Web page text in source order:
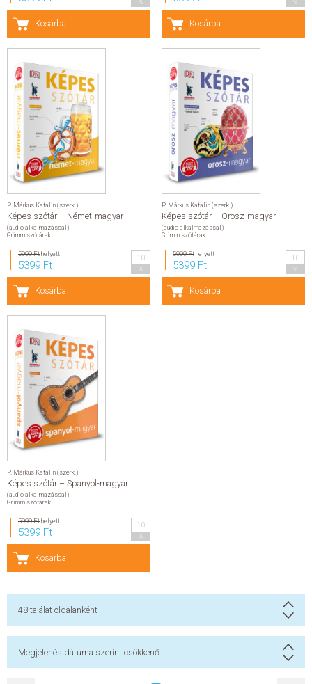
Kosárba Kosárba
P. Márkus Katalin (szerk.)
Képes szótár – Német-magyar
(audio alkalmazással)
Grimm szótárak
5999 Fthelyett
5399 Ft
10
Kosárba
P. Márkus Katalin (szerk.)
Képes szótár – Orosz-magyar
(audio alkalmazással)
Grimm szótárak
5999 Fthelyett
5399 Ft
10
Kosárba
P. Márkus Katalin (szerk.)
Képes szótár – Spanyol-magyar
(audio alkalmazással)
Grimm szótárak
5999 Fthelyett
5399 Ft
10
Kosárba
48 találat oldalanként
Megjelenés dátuma szerint csökkenő